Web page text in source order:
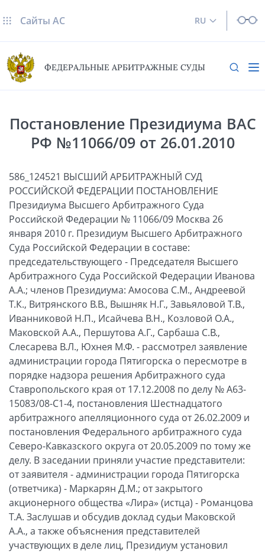
RU
Сайты AC
ФЕДЕРАЛЬНЫЕ АРБИТРАЖНЫЕ СУДЫ
Постановление Президиума ВАС
РФ №11066/09 от 26.01.2010
586_124521 ВЫСШИЙ АРБИТРАЖНЫЙ СУД
РОССИЙСКОЙ ФЕДЕРАЦИИ ПОСТАНОВЛЕНИЕ
Президиума Высшего Арбитражного Суда
Российской Федерации № 11066/09 Москва 26
января 2010 г. Президиум Высшего Арбитражного
Суда Российской Федерации в составе:
председательствующего - Председателя Высшего
Арбитражного Суда Российской Федерации Иванова
А.А.; членов Президиума: Амосова С.М., Андреевой
Т.К., Витрянского В.В., Вышняк Н.Г., Завьяловой Т.В.,
Иванниковой Н.П., Исайчева В.Н., Козловой О.А.,
Маковской А.А., Першутова А.Г., Сарбаша С.В.,
Слесарева В.Л., Юхнея М.Ф. - рассмотрел заявление
администрации города Пятигорска о пересмотре в
порядке надзора решения Арбитражного суда
Ставропольского края от 17.12.2008 по делу № А63-
15083/08-С1-4, постановления Шестнадцатого
арбитражного апелляционного суда от 26.02.2009 и
постановления Федерального арбитражного суда
Северо-Кавказского округа от 20.05.2009 по тому же
делу. В заседании приняли участие представители:
от заявителя - администрации города Пятигорска
(ответчика) - Маркарян Д.М.; от закрытого
акционерного общества «Лира» (истца) - Романцова
Т.А. Заслушав и обсудив доклад судьи Маковской
А.А., а также объяснения представителей
участвующих в деле лиц, Президиум установил